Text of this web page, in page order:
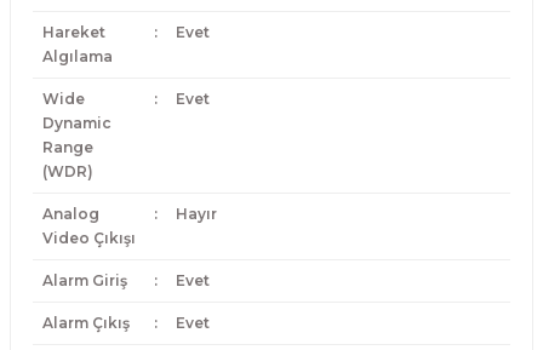
Hareket
Algılama
: Evet
Wide
Dynamic
Range
(WDR)
: Evet
Analog
Video Çıkışı
: Hayır
Alarm Giriş : Evet
Alarm Çıkış : Evet